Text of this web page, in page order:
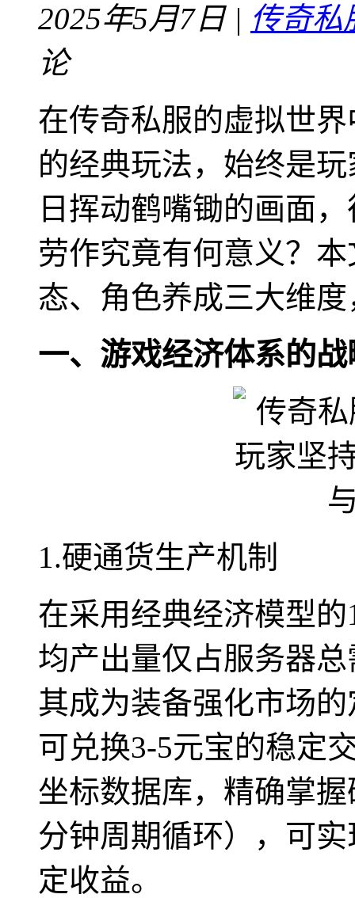
2025年5月7日 | 传奇私
论
在传奇私服的虚拟世
的经典玩法，始终是
日挥动鹤嘴锄的画面
劳作究竟有何意义？
态、角色养成三大维
一、游戏经济体系的
1.硬通货生产机制
在采用经典经济模型
均产出量仅占服务器
其成为装备强化市场
可兑换3-5元宝的稳定
坐标数据库，精确掌
分钟周期循环），可
定收益。